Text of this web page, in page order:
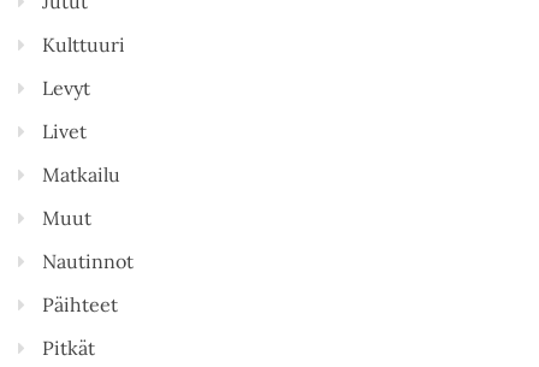
Kulttuuri
Levyt
Livet
Matkailu
Muut
Nautinnot
Päihteet
Pitkät